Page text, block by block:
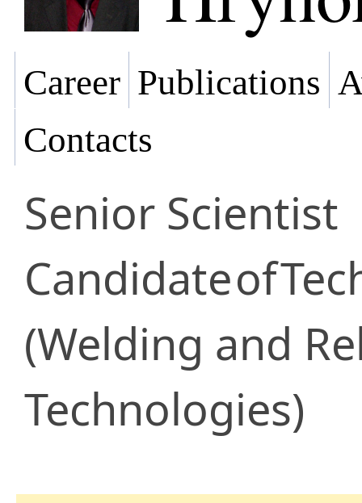
Career Publications
Contacts
Senior Scientist
Candidateof
(Welding and
Technologies)